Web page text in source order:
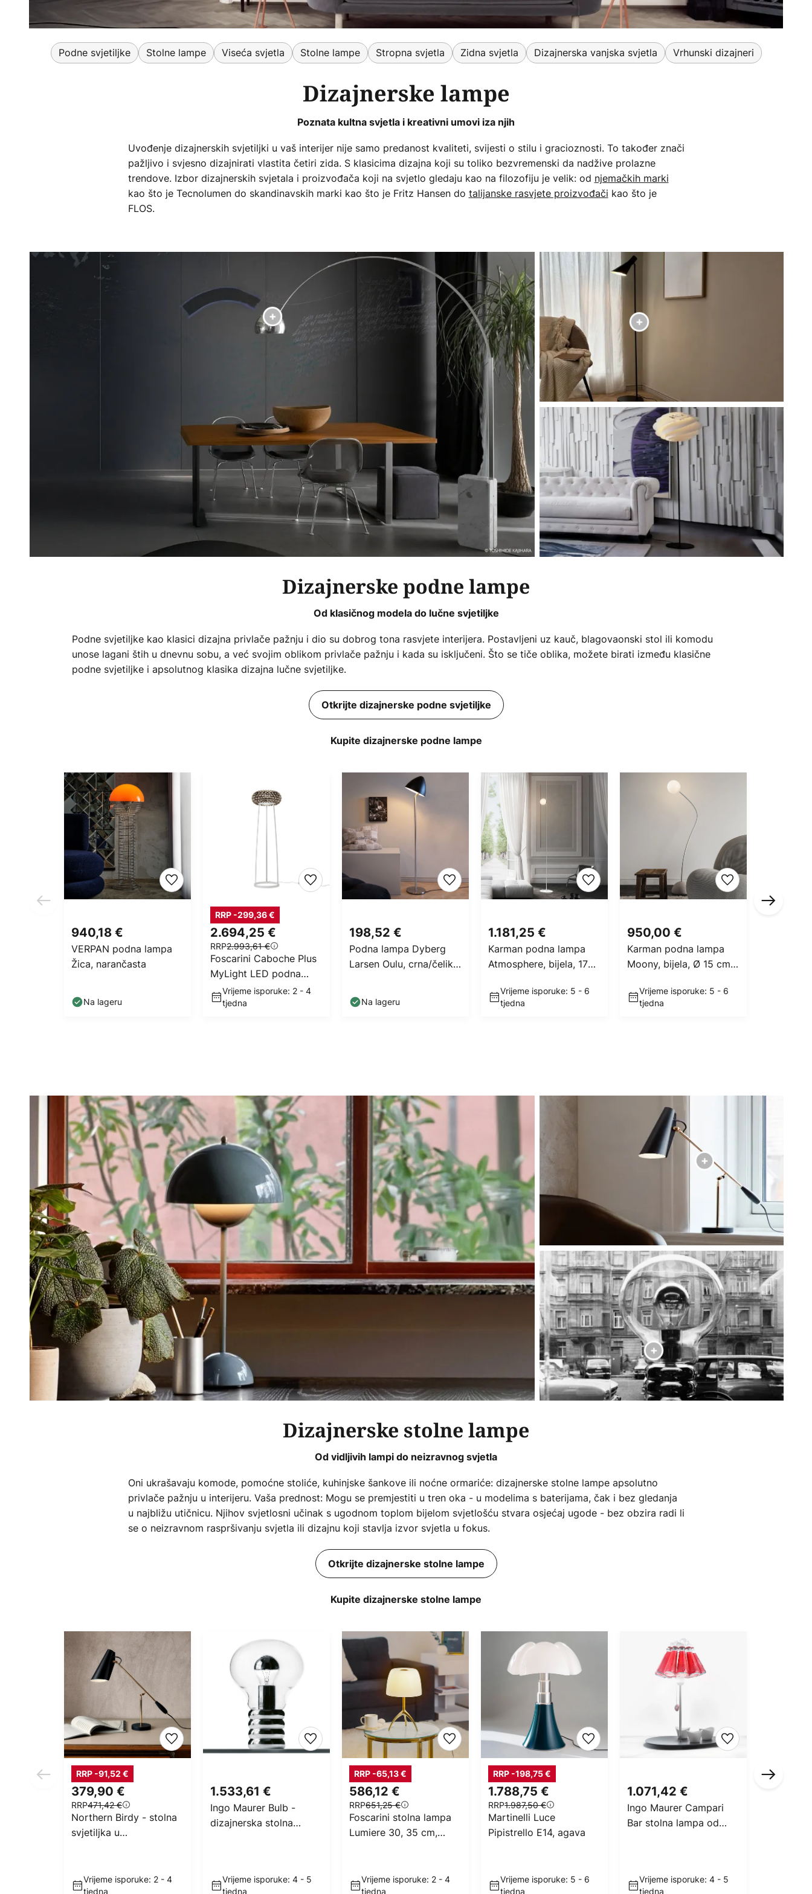
Podne svjetiljke Stolne lampe Viseća svjetla Stolne lampe Stropna svjetla Zidna svjetla Dizajnerska vanjska svjetla Vrhunski dizajneri
Dizajnerske lampe
Poznata kultna svjetla i kreativni umovi iza njih
Uvođenje dizajnerskih svjetiljki u vaš interijer nije samo predanost kvaliteti, svijesti o stilu i gracioznosti. To također znači
pažljivo i svjesno dizajnirati vlastita četiri zida. S klasicima dizajna koji su toliko bezvremenski da nadžive prolazne
trendove. Izbor dizajnerskih svjetala i proizvođača koji na svjetlo gledaju kao na filozofiju je velik: od njemačkih marki
kao što je Tecnolumen do skandinavskih marki kao što je Fritz Hansen do talijanske rasvjete proizvođači kao što je
FLOS.
Dizajnerske podne lampe
Od klasičnog modela do lučne svjetiljke
Podne svjetiljke kao klasici dizajna privlače pažnju i dio su dobrog tona rasvjete interijera. Postavljeni uz kauč, blagovaonski stol ili komodu
unose lagani štih u dnevnu sobu, a već svojim oblikom privlače pažnju i kada su isključeni. Što se tiče oblika, možete birati između klasične
podne svjetiljke i apsolutnog klasika dizajna lučne svjetiljke.
Otkrijte dizajnerske podne svjetiljke
Kupite dizajnerske podne lampe
940,18 €
VERPAN podna lampa
Žica, narančasta
Na lageru
2.694,25 €
RRP2.993,61 €
RRP -299,36 €
Foscarini Caboche Plus
MyLight LED podna
svjetiljka 154 cm dim
Vrijeme isporuke: 2 - 4
tjedna
198,52 €
Podna lampa Dyberg
Larsen Oulu, crna/čelik,
Na lageru
1.181,25 €
Karman podna lampa
Atmosphere, bijela, 178
Vrijeme isporuke: 5 - 6
tjedna
950,00 €
Karman podna lampa
Moony, bijela, Ø 15 cm,
Vrijeme isporuke: 5 - 6
tjedna
Dizajnerske stolne lampe
Od vidljivih lampi do neizravnog svjetla
Oni ukrašavaju komode, pomoćne stoliće, kuhinjske šankove ili noćne ormariće: dizajnerske stolne lampe apsolutno
privlače pažnju u interijeru. Vaša prednost: Mogu se premjestiti u tren oka - u modelima s baterijama, čak i bez gledanja
u najbližu utičnicu. Njihov svjetlosni učinak s ugodnom toplom bijelom svjetlošću stvara osjećaj ugode - bez obzira radi li
se o neizravnom raspršivanju svjetla ili dizajnu koji stavlja izvor svjetla u fokus.
Otkrijte dizajnerske stolne lampe
Kupite dizajnerske stolne lampe
379,90 €
RRP471,42 €
RRP -91,52 €
Northern Birdy - stolna
svjetiljka u
Vrijeme isporuke: 2 - 4
tjedna
1.533,61 €
Ingo Maurer Bulb -
dizajnerska stolna
Vrijeme isporuke: 4 - 5
tjedna
586,12 €
RRP651,25 €
RRP -65,13 €
Foscarini stolna lampa
Lumiere 30, 35 cm,
Vrijeme isporuke: 2 - 4
tjedna
1.788,75 €
RRP1.987,50 €
RRP -198,75 €
Martinelli Luce
Pipistrello E14, agava
Vrijeme isporuke: 5 - 6
tjedna
1.071,42 €
Ingo Maurer Campari
Bar stolna lampa od
Vrijeme isporuke: 4 - 5
tjedna